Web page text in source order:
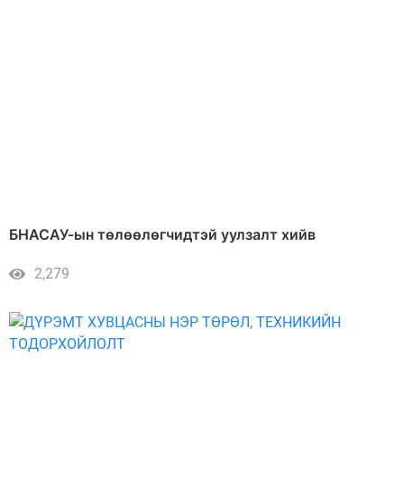
БНАСАУ-ын төлөөлөгчидтэй уулзалт хийв
2,279